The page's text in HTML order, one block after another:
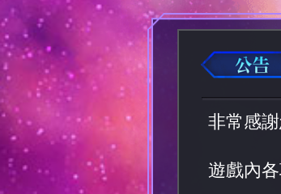
非常感
遊戲內